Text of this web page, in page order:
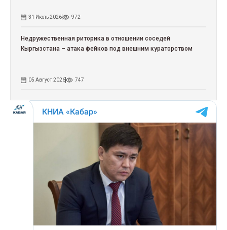
31 Июль 2026 972
Недружественная риторика в отношении соседей
Кыргызстана – атака фейков под внешним кураторством
05 Август 2026 747